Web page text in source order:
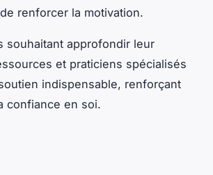
renforcer la motivation.
souhaitant approfondir leur
et praticiens spécialisés
indispensable, renforçant
confiance en soi.